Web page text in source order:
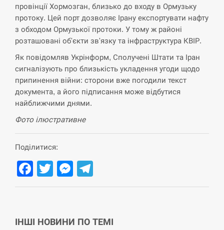
СЕРПЕНЬ
13:53
В Москве пожаловались на “кратный рост” атак
дронов Украины
СЕРПЕНЬ
13:40
Біля українського літака в аеропорту Лейпцига
виявили дрон, ймовірно, з…
СЕРПЕНЬ
“Они должны быть уничтожены”: в МИДе
провінції Хормозган, близько до входу в Ормузьку
протоку. Цей порт дозволяє Ірану експортувати нафту
з обходом Ормузької протоки. У тому ж районі
розташовані об'єкти зв'язку та інфраструктура КВІР.
Як повідомляв Укрінформ, Сполучені Штати та Іран
сигналізують про близькість укладення угоди щодо
припинення війни: сторони вже погодили текст
документа, а його підписання може відбутися
найближчими днями.
Фото ілюстративне
Поділитися:
Facebook
TwitterMessenger
ІНШІ НОВИНИ ПО ТЕМІ